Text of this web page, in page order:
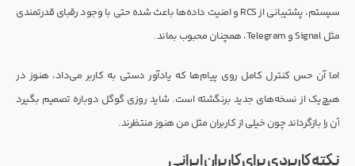
سیستم، پشتیبانی از RCS و امنیت داده‌ها باعث شده حتی با وجود رقبای قدرتمندی
مثل Signal و Telegram، همچنان محبوب بماند.
اما آن حس کنترل کامل روی پیام‌ها که یادآور دستی به کاربر می‌داد، هنوز در
هیچ‌یک از نسخه‌های جدید برنگشته است. شاید روزی گوگل دوباره تصمیم بگیرد
آن را بازگرداند چون خیلی از کاربران مثل من هنوز منتظرند.